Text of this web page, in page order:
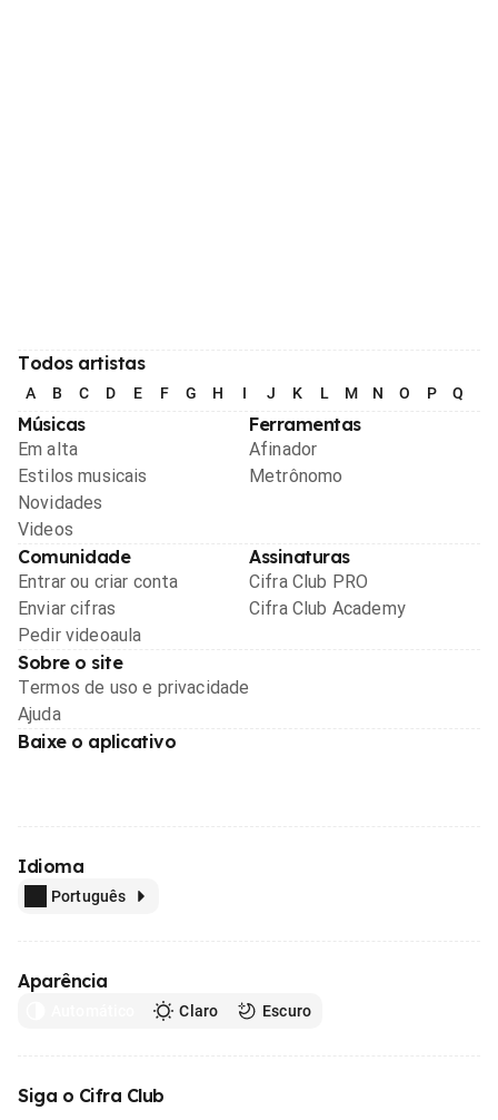
Todos artistas
A B C D E F G H I J K L M N O P Q
Músicas
Em alta
Estilos musicais
Novidades
Videos
Ferramentas
Afinador
Metrônomo
Comunidade
Entrar ou criar conta
Enviar cifras
Pedir videoaula
Assinaturas
Cifra Club PRO
Cifra Club Academy
Sobre o site
Termos de uso e privacidade
Ajuda
Baixe o aplicativo
Idioma
Português
Aparência
Claro Escuro
Siga o Cifra Club